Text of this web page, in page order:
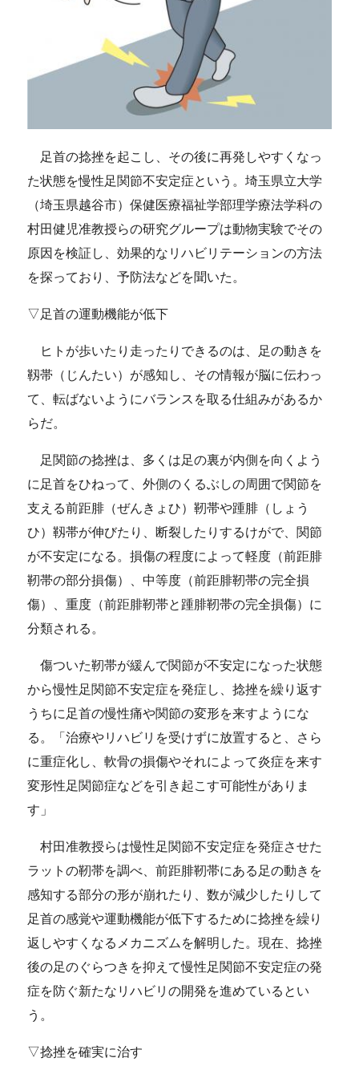
足首の捻挫を起こし、その後に再発しやすくなっ
た状態を慢性足関節不安定症という。埼玉県立大学
（埼玉県越谷市）保健医療福祉学部理学療法学科の
村田健児准教授らの研究グループは動物実験でその
原因を検証し、効果的なリハビリテーションの方法
を探っており、予防法などを聞いた。
▽足首の運動機能が低下
ヒトが歩いたり走ったりできるのは、足の動きを
靱帯（じんたい）が感知し、その情報が脳に伝わっ
て、転ばないようにバランスを取る仕組みがあるか
らだ。
足関節の捻挫は、多くは足の裏が内側を向くよう
に足首をひねって、外側のくるぶしの周囲で関節を
支える前距腓（ぜんきょひ）靭帯や踵腓（しょう
ひ）靱帯が伸びたり、断裂したりするけがで、関節
が不安定になる。損傷の程度によって軽度（前距腓
靭帯の部分損傷）、中等度（前距腓靭帯の完全損
傷）、重度（前距腓靭帯と踵腓靭帯の完全損傷）に
分類される。
傷ついた靭帯が緩んで関節が不安定になった状態
から慢性足関節不安定症を発症し、捻挫を繰り返す
うちに足首の慢性痛や関節の変形を来すようにな
る。「治療やリハビリを受けずに放置すると、さら
に重症化し、軟骨の損傷やそれによって炎症を来す
変形性足関節症などを引き起こす可能性がありま
す」
村田准教授らは慢性足関節不安定症を発症させた
ラットの靭帯を調べ、前距腓靭帯にある足の動きを
感知する部分の形が崩れたり、数が減少したりして
足首の感覚や運動機能が低下するために捻挫を繰り
返しやすくなるメカニズムを解明した。現在、捻挫
後の足のぐらつきを抑えて慢性足関節不安定症の発
症を防ぐ新たなリハビリの開発を進めているとい
う。
▽捻挫を確実に治す